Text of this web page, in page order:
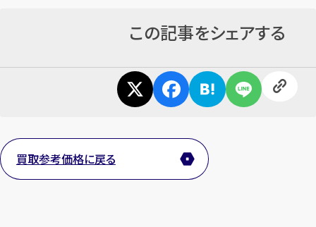
最短1分！今すぐ査定金額をお伝えいたします
まずはお電話で無料査定
【総合受付】24時間・年中無休(年末年始除く)
この記事をシェアする
買取参考価格に戻る